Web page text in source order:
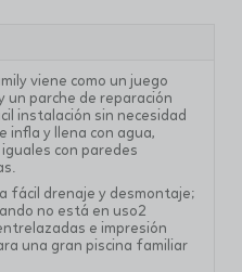
viene como un juego
un parche de reparación
instalación sin necesidad
infla y llena con agua,
con paredes
fácil drenaje y desmontaje;
no está en uso2
e impresión
una gran piscina familiar